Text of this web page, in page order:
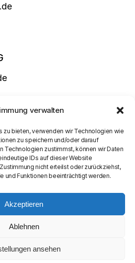
verwalten
zu bieten, verwenden wir Technologien wie
zu speichern und/oder darauf
Technologien zustimmst, können wir Daten
IDs auf dieser Website
nicht erteilst oder zurückziehst,
und Funktionen beeinträchtigt werden.
Akzeptieren
Ablehnen
ansehen